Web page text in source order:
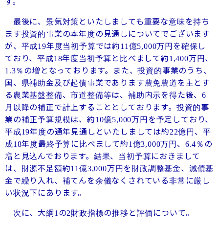
最後に、景気対策といたしましても重要な意味を持ち
ます投資的事業の本年度の見通しについてでございます
が、平成19年度当初予算では約11 億5,000万円を確保し
ており、平成18年度当初予算と比べまして約1,400万円、
1.3％の増となっております。また、投資的事業のうち、
国、県補助金及び起債事業であります農免農道を主とす
る農業基盤整備、市道整備等は、補助内示を得た後、6
月以降の補正で計上することとしております。投資的事
業の補正予算規模は、約10億5,000万円を予定しており、
平成19年度の通年見通しといたしましては約22億円、平
成18年度最終予算に比べまして約1 億3,000万円、 6.4 ％の
増と見込んでおります。結果、当初予算におきまして
は、財源不足額約11億3,000万円を財政調整基金、減債基
金で繰り入れ、補てんを余儀なくされている非常に厳し
い状況下にあります。
次に、大綱1 の2財政指標の推移と評価について。